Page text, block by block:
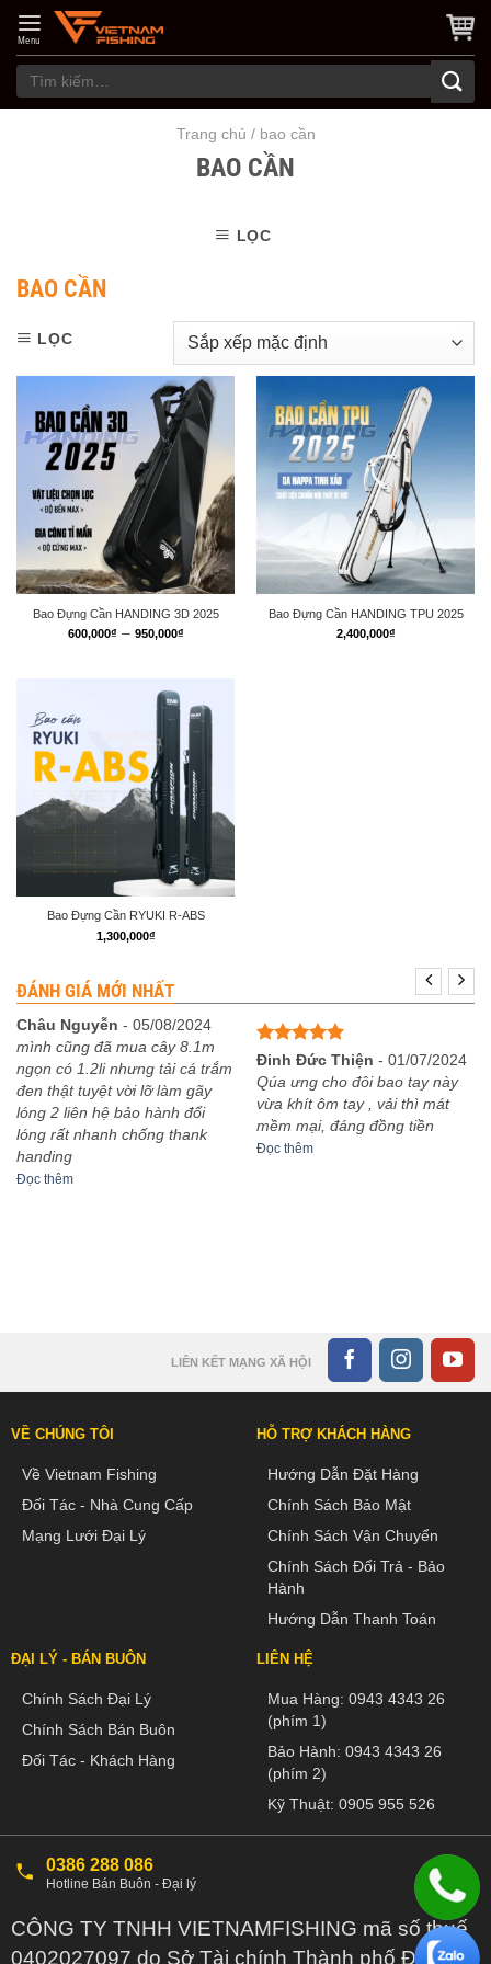
content
Menu
Tìm
kiếm:
Trang chủ / bao cần
BAO CẦN
LỌC
BAO CẦN
LỌC
Bao Đựng Cần HANDING 3D 2025
600,000₫ – 950,000₫Khoảng
950,000₫
Bao Đựng Cần HANDING TPU 2025
2,400,000₫
Bao Đựng Cần RYUKI R-ABS
1,300,000₫
ĐÁNH GIÁ MỚI NHẤT
Châu Nguyễn - 05/08/2024
mình cũng đã mua cây 8.1m
ngọn có 1.2li nhưng tải cá trắm
đen thật tuyệt vời lỡ làm gãy
lóng 2 liên hệ bảo hành đổi
lóng rất nhanh chống thank
handing
Đọc thêm
Được xếp
hạng
sao
Đinh Đức Thiện - 01/07/2024
Qúa ưng cho đôi bao tay này
vừa khít ôm tay , vải thì mát
mềm mại, đáng đồng tiền
Đọc thêm
LIÊN KẾT MẠNG XÃ HỘI
VỀ CHÚNG TÔI
Về Vietnam Fishing
Đối Tác - Nhà Cung Cấp
Mạng Lưới Đại Lý
HỖ TRỢ KHÁCH HÀNG
Hướng Dẫn Đặt Hàng
Chính Sách Bảo Mật
Chính Sách Vận Chuyển
Chính Sách Đổi Trả - Bảo
Hành
Hướng Dẫn Thanh Toán
ĐẠI LÝ - BÁN BUÔN
Chính Sách Đại Lý
Chính Sách Bán Buôn
Đối Tác - Khách Hàng
LIÊN HỆ
Mua Hàng: 0943 4343 26
(phím 1)
Bảo Hành: 0943 4343 26
(phím 2)
Kỹ Thuật: 0905 955 526
0386 288 086
Hotline Bán Buôn - Đại lý
CÔNG TY TNHH VIETNAMFISHING mã số thuế
0402027097 do Sở Tài chính Thành phố Đà